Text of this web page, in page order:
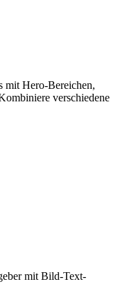
mit Hero-Bereichen,
verschiedene
mit Bild-Text-